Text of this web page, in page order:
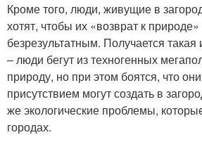
Кроме того, люди, живущие в
хотят, чтобы их «возврат к
безрезультатным. Получается такая
– люди бегут из техногенных
природу, но при этом боятся, что
присутствием могут создать в
же экологические проблемы,
городах.